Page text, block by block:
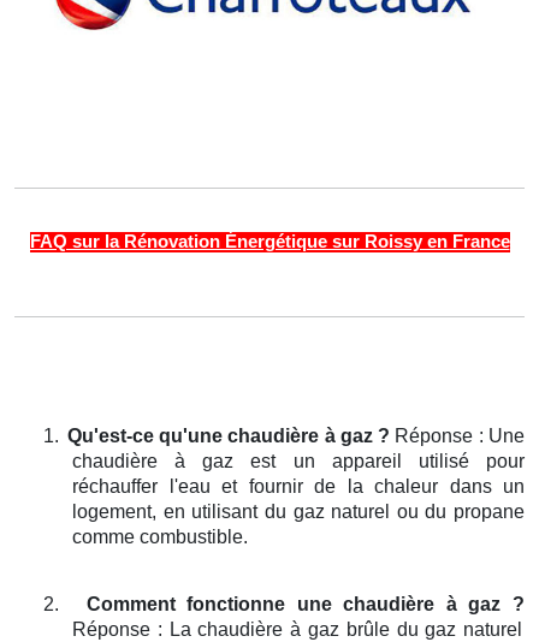
FAQ sur la Rénovation Énergétique sur Roissy en France
1. Qu'est-ce qu'une chaudière à gaz ? Réponse : Une
chaudière à gaz est un appareil utilisé pour
réchauffer l'eau et fournir de la chaleur dans un
logement, en utilisant du gaz naturel ou du propane
comme combustible.
2.
Comment fonctionne une chaudière à gaz ?
Réponse : La chaudière à gaz brûle du gaz naturel